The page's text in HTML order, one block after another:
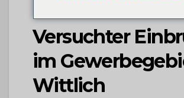
POL-PDWIL:
Versuchter
im
Wittlich